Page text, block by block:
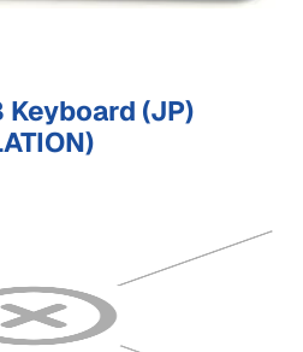
(JP)